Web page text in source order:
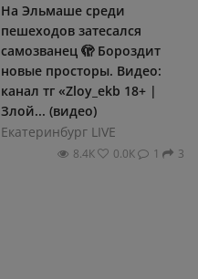
На Эльмаше среди
пешеходов затесался
самозванец 🫣 Бороздит
новые просторы. Видео:
канал тг «Zloy_ekb 18+ |
Злой... (видео)
Екатеринбург LIVE
8.4К 0.0К 1 3